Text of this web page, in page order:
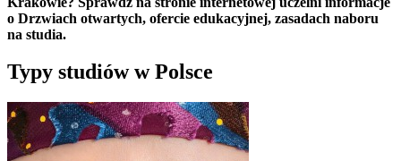
o Drzwiach otwartych, ofercie edukacyjnej, zasadach naboru
na studia.
Typy studiów w Polsce